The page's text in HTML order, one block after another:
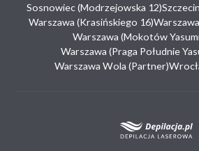
Sosnowiec (Modrzejowska 12)
Warszawa (Krasińskiego 16)
Warszawa (Mokotów
Warszawa (Praga Południe
Warszawa Wola (Partner)